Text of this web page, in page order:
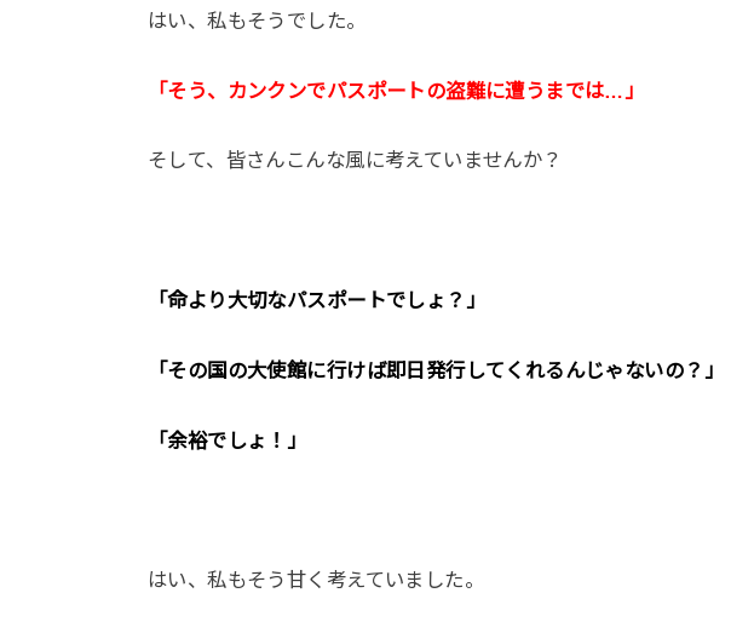
はい、私もそうでした。
「そう、カンクンでパスポートの盗難に遭うまでは…」
そして、皆さんこんな風に考えていませんか？
「命より大切なパスポートでしょ？」
「その国の大使館に行けば即日発行してくれるんじゃないの？」
「余裕でしょ！」
はい、私もそう甘く考えていました。